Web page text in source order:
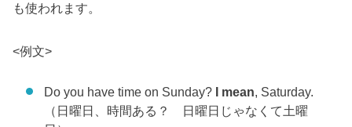
も使われます。
<例文>
Do you have time on Sunday? I mean, Saturday.
（日曜日、時間ある？ 日曜日じゃなくて土曜